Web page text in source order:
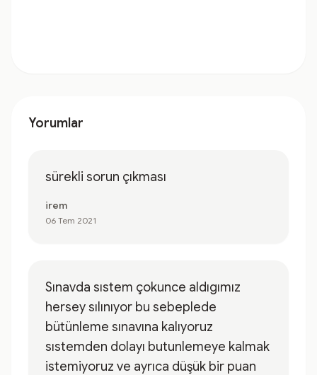
Yorumlar
sürekli sorun çıkması
irem
06 Tem 2021
Sınavda sıstem çokunce aldıgımız
hersey sılınıyor bu sebeplede
bütünleme sınavına kalıyoruz
sıstemden dolayı butunlemeye kalmak
istemiyoruz ve ayrıca düşük bir puan